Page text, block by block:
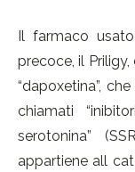
Il farmaco
precoce, il
“dapoxetina”,
chiamati
serotonina”
appartiene all